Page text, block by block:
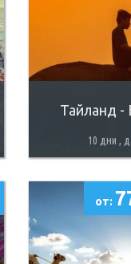
Тайланд -
10 дни ,
от: